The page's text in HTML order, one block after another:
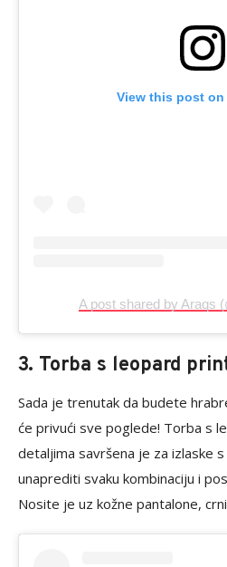
View this post on
A post shared by Araqs
3. Torba s leopard
Sada je trenutak da budete
će privući sve poglede! Torba s
detaljima savršena je za izlaske
unaprediti svaku kombinaciju i
Nosite je uz kožne pantalone,